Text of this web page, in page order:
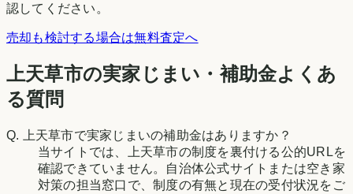
認してください。
売却も検討する場合は無料査定へ
上天草市の実家じまい・補助金よくあ
る質問
Q.
上天草市で実家じまいの補助金はありますか？
当サイトでは、上天草市の制度を裏付ける公的URLを
確認できていません。自治体公式サイトまたは空き家
対策の担当窓口で、制度の有無と現在の受付状況をご